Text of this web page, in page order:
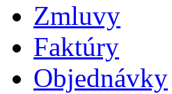
Zmluvy
Faktúry
Objednávky